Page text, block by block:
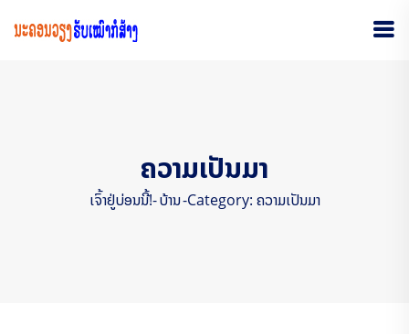
ຄວາມເປັນມາ
ເຈົ້າຢູ່ບ່ອນນີ້!-ບ້ານ-Category: ຄວາມເປັນມາ